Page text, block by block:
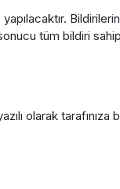
tüm bildiri
olarak tarafınıza